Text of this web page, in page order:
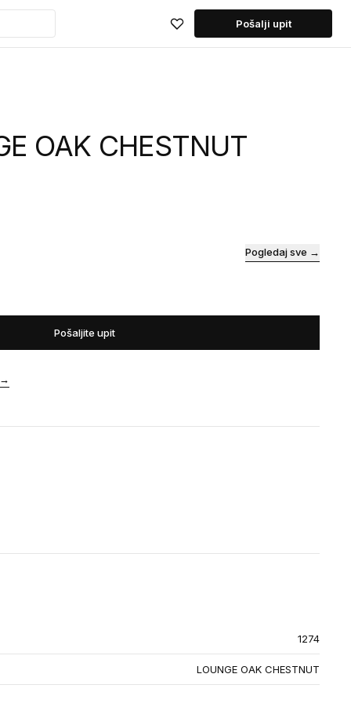
Pošalji upit
OAK CHESTNUT
Pogledaj sve →
Pošaljite upit
1274
LOUNGE OAK CHESTNUT